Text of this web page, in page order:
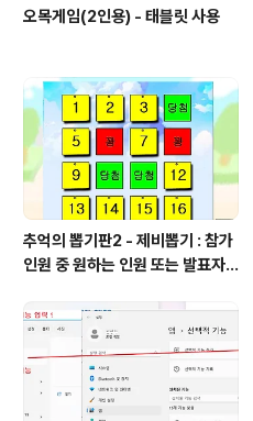
오목게임(2인용) - 태블릿 사용
추억의 뽑기판2 - 제비뽑기 : 참가
인원 중 원하는 인원 또는 발표자